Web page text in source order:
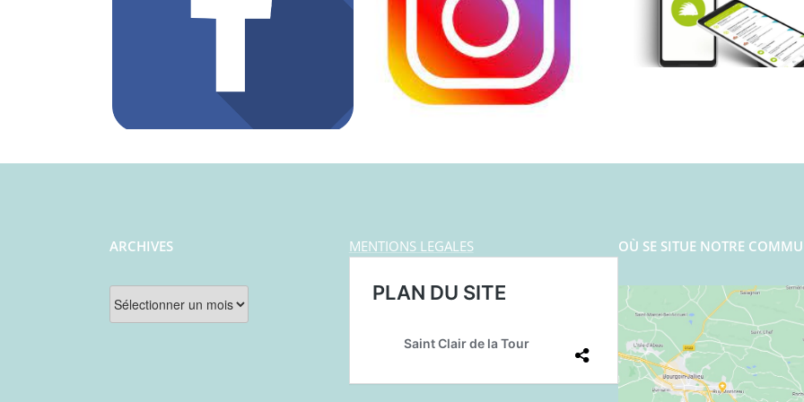
ARCHIVES
Archives
MENTIONS LEGALES OÙ SE SITUE NOTRE